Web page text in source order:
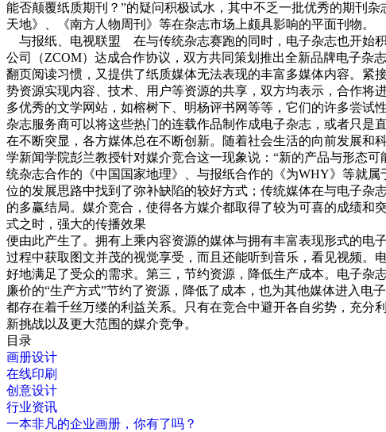
能否颠覆纸质期刊？”的疑问积极试水，其中不乏一批优秀的期刊
天地》、《南方人物周刊》等在杂志市场上颇具影响的平面刊物。
与报纸、电视联盟 在与传统杂志赛跑的同时，电子杂志也开始
公司（ZCOM）达成合作协议，双方共同策划推出全新品牌电子
翻页阅读习惯，又提供了纸质媒体无法表现的丰富多媒体内容。紧
势资源实现内容、技术、用户等资源的共享，双方均表示，合作将
多优秀的文学网站，如榕树下、明杨评书网等等，它们的许多尝
杂志服务商可以将这些热门的连载作品制作成电子杂志，或者只是
在不断突显，各方媒体总在不断创新。随着社会生活的向前发展和
学新闻学院彭兰教授针对媒介竞合这一现象说：“新的产品与形态
统杂志合作的《中国国家地理》、与报纸合作的《为WHY》等就
位的发展思路中找到了弥补缺陷的较好方式；传统媒体在与电子杂
的多赢结局。媒介竞合，使得各方媒介都取得了较为可喜的成绩
式之时，强大的传播效果
便由此产生了。拥有上乘内容资源的媒体与拥有丰富表现形式的电
过程中获取图文并茂的视觉享受，而且还能听到音乐，看见视频。
好地满足了受众的需求。第三，节约资源，降低生产成本。电子杂
廉价的“生产方式”节约了资源，降低了成本，也为其他媒体进入
都存在着千丝万缕的利益关系。只有在竞合中避开各自劣势，充分
新挑战以及更大范围的媒介竞争。
目录
画册设计
在线印刷
创意设计
行业资讯
一本非凡的企业画册，你有了吗？